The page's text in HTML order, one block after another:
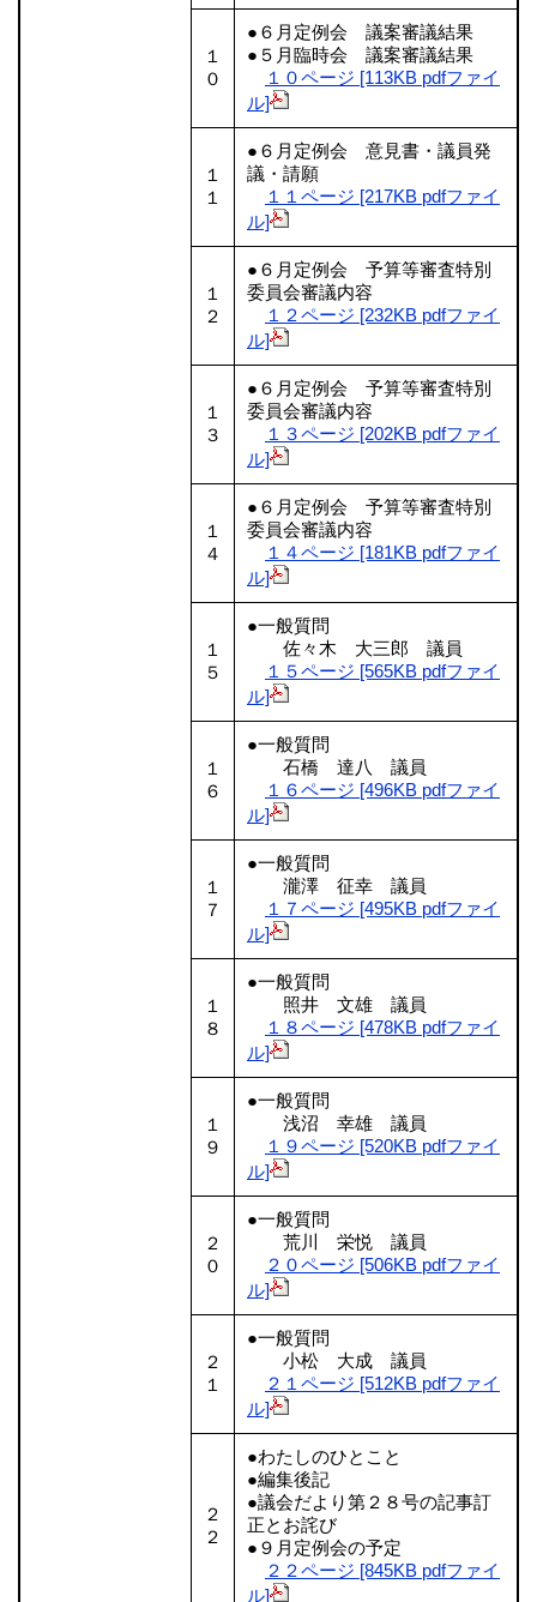
１
０
●６月定例会 議案審議結果
●５月臨時会 議案審議結果
１０ページ [113KB pdfファイ
ル]
１
１
●６月定例会 意見書・議員発
議・請願
１１ページ [217KB pdfファイ
ル]
１
２
●６月定例会 予算等審査特別
委員会審議内容
１２ページ [232KB pdfファイ
ル]
１
３
●６月定例会 予算等審査特別
委員会審議内容
１３ページ [202KB pdfファイ
ル]
１
４
●６月定例会 予算等審査特別
委員会審議内容
１４ページ [181KB pdfファイ
ル]
１
５
●一般質問
佐々木 大三郎 議員
１５ページ [565KB pdfファイ
ル]
１
６
●一般質問
石橋 達八 議員
１６ページ [496KB pdfファイ
ル]
１
７
●一般質問
瀧澤 征幸 議員
１７ページ [495KB pdfファイ
ル]
１
８
●一般質問
照井 文雄 議員
１８ページ [478KB pdfファイ
ル]
１
９
●一般質問
浅沼 幸雄 議員
１９ページ [520KB pdfファイ
ル]
２
０
●一般質問
荒川 栄悦 議員
２０ページ [506KB pdfファイ
ル]
２
１
●一般質問
小松 大成 議員
２１ページ [512KB pdfファイ
ル]
２
２
●わたしのひとこと
●編集後記
●議会だより第２８号の記事訂
正とお詫び
●９月定例会の予定
２２ページ [845KB pdfファイ
ル]